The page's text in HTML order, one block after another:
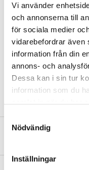
Vi använder
och annonserna till
för sociala medier
vidarebefordrar även
information från din
annons- och
Dessa kan i sin tur
information som du
Samtyckesval
Nödvändig
Inställningar
Size
Colour
Other
Quantity
Material
About the